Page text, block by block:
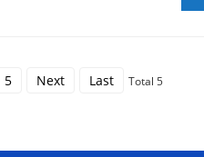
5 Next Last Total 5